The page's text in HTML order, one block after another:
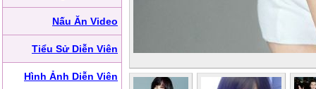
Nấu Ăn Video
Tiểu Sử Diễn Viên
Hình Ảnh Diễn Viên